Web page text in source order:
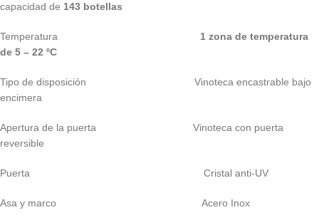
capacidad de 143 botellas
Temperatura 1 zona de temperatura
de 5 – 22 ºC
Tipo de disposición Vinoteca encastrable bajo
encimera
Apertura de la puerta Vinoteca con puerta
reversible
Puerta Cristal anti-UV
Asa y marco Acero Inox